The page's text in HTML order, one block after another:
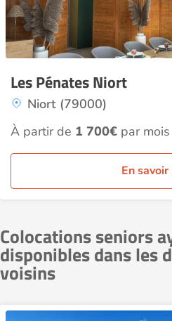
Les Pénates Niort
Niort (79000)
À partir de 1 700€ par mois
En
Colocations seniors
disponibles dans les
voisins